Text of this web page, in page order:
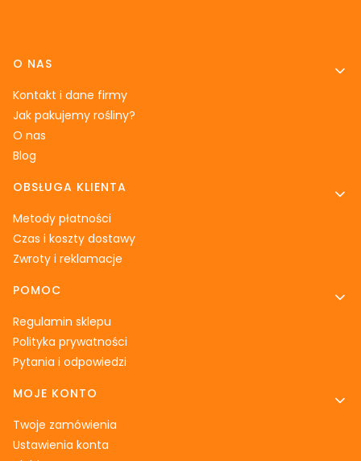
Linki w stopce
O NAS
Kontakt i dane firmy
Jak pakujemy rośliny?
O nas
Blog
OBSŁUGA KLIENTA
Metody płatności
Czas i koszty dostawy
Zwroty i reklamacje
POMOC
Regulamin sklepu
Polityka prywatności
Pytania i odpowiedzi
MOJE KONTO
Twoje zamówienia
Ustawienia konta